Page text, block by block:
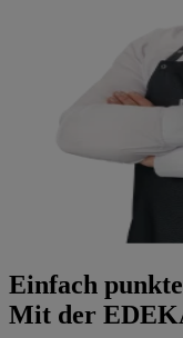
Einfach
Mit der